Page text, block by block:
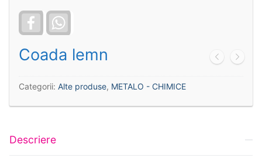
Facebook
Coada lemn
Categorii: Alte produse, METALO - CHIMICE
Descriere